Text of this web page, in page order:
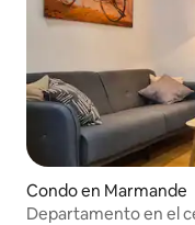
Condo en Marmande
Departamento en el